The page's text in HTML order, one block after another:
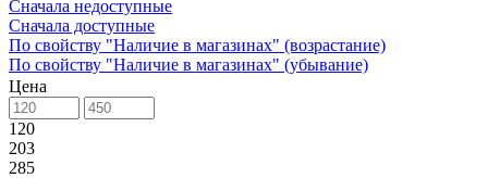
Сначала недоступные
Сначала доступные
По свойству "Наличие в магазинах" (возрастание)
По свойству "Наличие в магазинах" (убывание)
Цена
120
203
285